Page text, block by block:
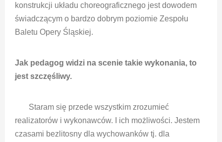
konstrukcji układu choreograficznego jest dowodem
świadczącym o bardzo dobrym poziomie Zespołu
Baletu Opery Śląskiej.
Jak pedagog widzi na scenie takie wykonania, to
jest szczęśliwy.
Staram się przede wszystkim zrozumieć
realizatorów i wykonawców. I ich możliwości. Jestem
czasami bezlitosny dla wychowanków tj. dla